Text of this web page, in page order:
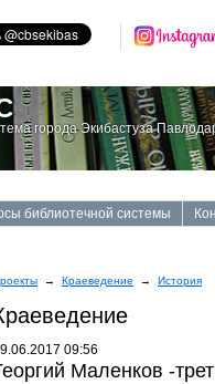
города Экибастуза
библиотечной системы
→ Краеведение → История
09:56
Маленков -